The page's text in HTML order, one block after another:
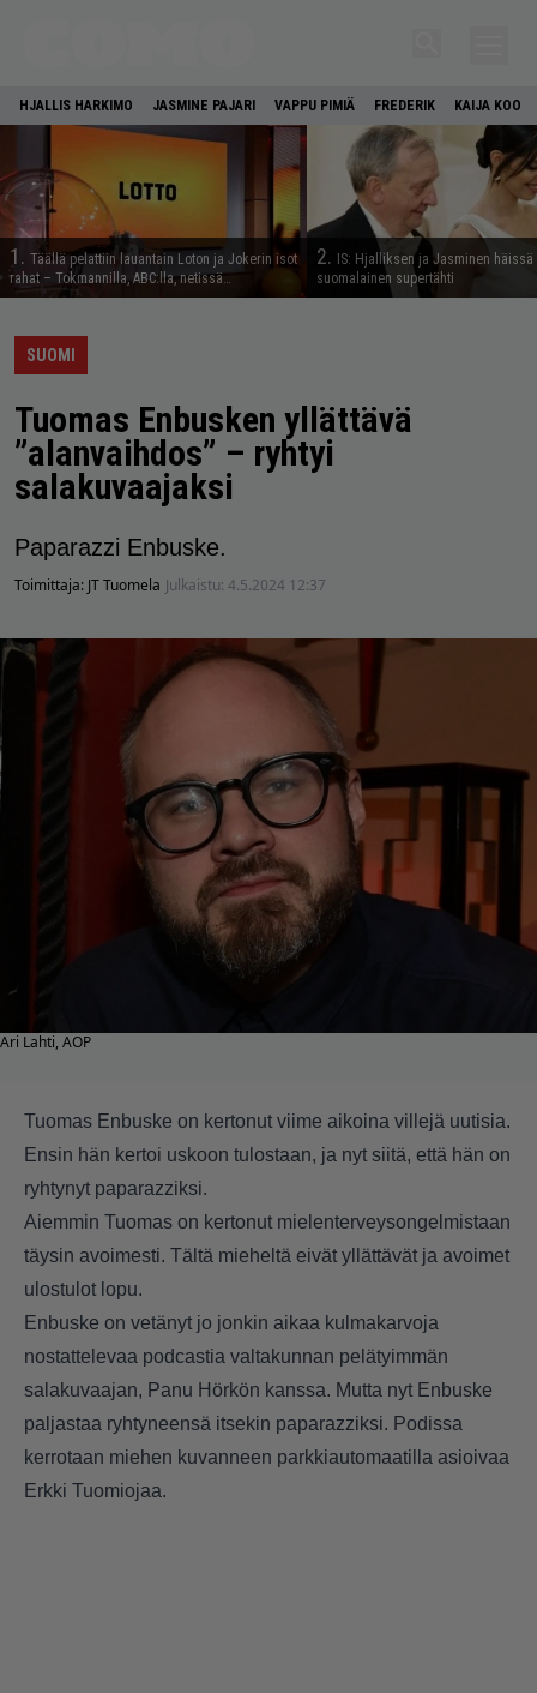
HJALLIS HARKIMO JASMINE PAJARI VAPPU PIMIÄ FREDERIK KAIJA KOO
1. Täällä pelattiin lauantain Loton ja Jokerin isot
rahat – Tokmannilla, ABC:lla, netissä…
2.
IS: Hjalliksen ja Jasminen häissä
suomalainen supertähti
SUOMI
Tuomas Enbusken yllättävä
”alanvaihdos” – ryhtyi
salakuvaajaksi
Paparazzi Enbuske.
Toimittaja: JT Tuomela Julkaistu: 4.5.2024 12:37
Ari Lahti, AOP
Tuomas Enbuske on kertonut viime aikoina villejä uutisia.
Ensin hän kertoi uskoon tulostaan, ja nyt siitä, että hän on
ryhtynyt paparazziksi.
Aiemmin Tuomas on kertonut mielenterveysongelmistaan
täysin avoimesti. Tältä mieheltä eivät yllättävät ja avoimet
ulostulot lopu.
Enbuske on vetänyt jo jonkin aikaa kulmakarvoja
nostattelevaa podcastia valtakunnan pelätyimmän
salakuvaajan, Panu Hörkön kanssa. Mutta nyt Enbuske
paljastaa ryhtyneensä itsekin paparazziksi. Podissa
kerrotaan miehen kuvanneen parkkiautomaatilla asioivaa
Erkki Tuomiojaa.